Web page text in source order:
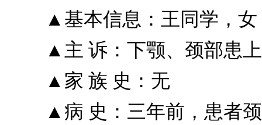
▲基本信息：王同学，女
▲主 诉：下颚、颈部患上
▲家 族 史：无
▲病 史：三年前，患者颈